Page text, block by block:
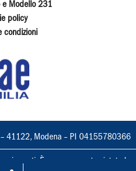
e Modello 231
policy
condizioni
– 41122, Modena – PI 04155780366
riservati. È espressamente vietata la